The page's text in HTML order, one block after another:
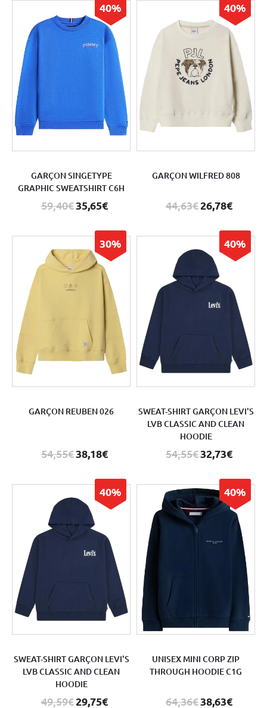
40%
GARÇON SINGETYPE
GRAPHIC SWEATSHIRT C6H
59,40€35,65€
40%
GARÇON WILFRED 808
44,63€26,78€
30%
GARÇON REUBEN 026
54,55€38,18€
40%
SWEAT-SHIRT GARÇON LEVI'S
LVB CLASSIC AND CLEAN
HOODIE
54,55€32,73€
40%
SWEAT-SHIRT GARÇON LEVI'S
LVB CLASSIC AND CLEAN
HOODIE
49,59€29,75€
40%
UNISEX MINI CORP ZIP
THROUGH HOODIE C1G
64,36€38,63€